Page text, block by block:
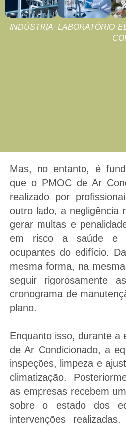
INDÚSTRIA LABORATÓRIO
Mas, no entanto, é
que o PMOC de Ar
realizado por
outro lado, a negligência
gerar multas e
em risco a saúde e
ocupantes do edifício.
mesma forma, na
seguir rigorosamente
cronograma de
plano.
Enquanto isso, durante a
de Ar Condicionado, a
inspeções, limpeza e
climatização.
as empresas recebem
sobre o estado dos
intervenções